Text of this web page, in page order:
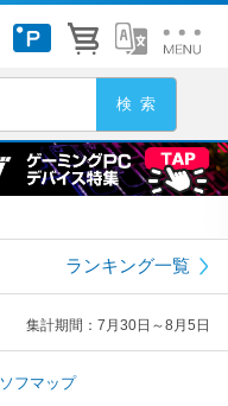
ランキング一覧
集計期間：7月30日～8月5日
ソフマップ